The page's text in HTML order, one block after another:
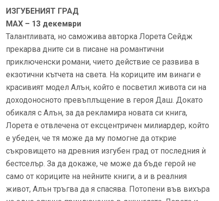
ИЗГУБЕНИЯТ ГРАД
MAX – 13 декември
Талантливата, но саможива авторка Лорета Сейдж
прекарва дните си в писане на романтични
приключенски романи, чието действие се развива в
екзотични кътчета на света. На кориците им винаги е
красивият модел Алън, който е посветил живота си на
доходоносното превъплъщение в героя Даш. Докато
обикаля с Алън, за да рекламира новата си книга,
Лорета е отвлечена от ексцентричен милиардер, който
е убеден, че тя може да му помогне да открие
съкровището на древния изгубен град от последния ѝ
бестселър. За да докаже, че може да бъде герой не
само от кориците на нейните книги, а и в реалния
живот, Алън тръгва да я спасява. Потопени във вихъра